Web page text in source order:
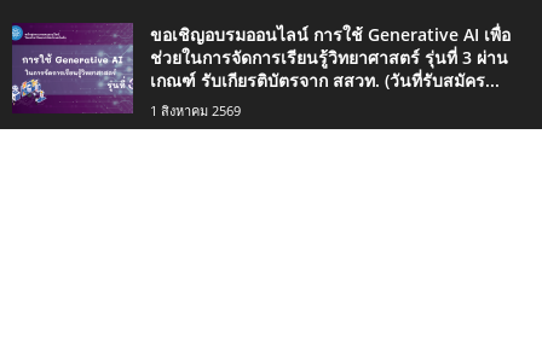
ขอเชิญอบรมออนไลน์ การใช้ Generative AI เพื่อ
ช่วยในการจัดการเรียนรู้วิทยาศาสตร์ รุ่นที่ 3 ผ่าน
เกณฑ์ รับเกียรติบัตรจาก สสวท. (วันที่รับสมัคร...
1 สิงหาคม 2569